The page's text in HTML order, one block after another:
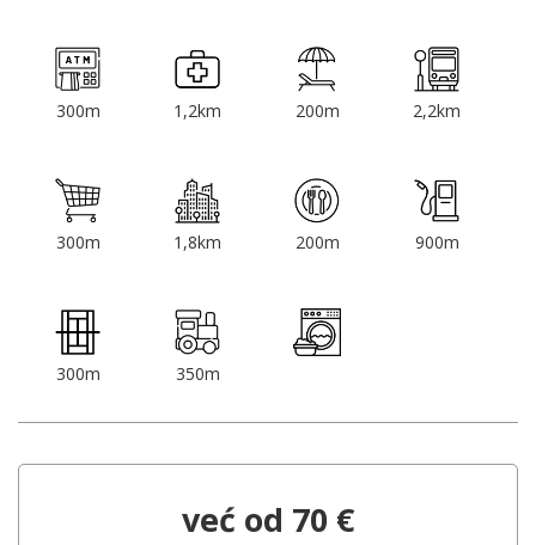
300m 1,2km 200m 2,2km
300m 1,8km 200m 900m
300m 350m
već od 70 €